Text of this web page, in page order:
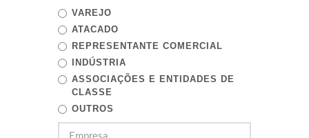
VAREJO
ATACADO
REPRESENTANTE COMERCIAL
INDÚSTRIA
ASSOCIAÇÕES E ENTIDADES DE
CLASSE
OUTROS